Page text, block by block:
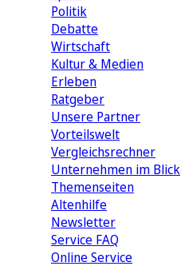
Politik
Debatte
Wirtschaft
Kultur & Medien
Erleben
Ratgeber
Unsere Partner
Vorteilswelt
Vergleichsrechner
Unternehmen im Blick
Themenseiten
Altenhilfe
Newsletter
Service FAQ
Online Service